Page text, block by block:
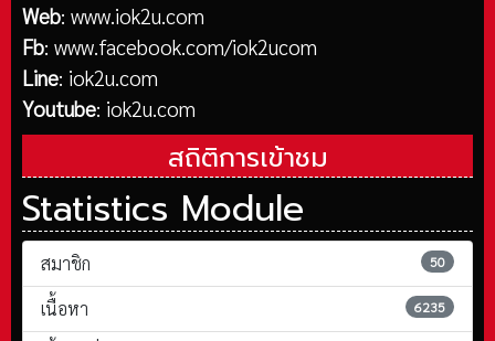
Web: www.iok2u.com
Fb: www.facebook.com/iok2ucom
Line: iok2u.com
Youtube: iok2u.com
สถิติการเข้าชม
Statistics Module
สมาชิก 50
เนื้อหา 6235